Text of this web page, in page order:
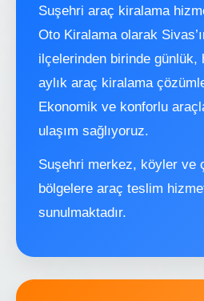
Suşehri araç kiralama
Oto Kiralama olarak
ilçelerinden birinde günlük,
aylık araç kiralama
Ekonomik ve konforlu
ulaşım sağlıyoruz.
Suşehri merkez, köyler ve
bölgelere araç teslim
sunulmaktadır.